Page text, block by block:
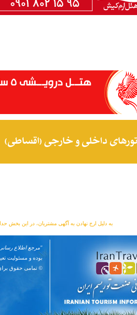
به دلیل ارج نهادن به آگهی مشتریان، در این بخش حداکثر 5 آگهی نمایش داده می شود و از پذیرش تعداد آگهی بیشتر
"مرجع اطلاع
بوده و مسئوليت
© تمامی حقوق